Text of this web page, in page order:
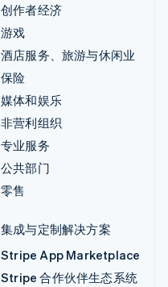
创作者经济
游戏
酒店服务、旅游与休闲业
保险
媒体和娱乐
非营利组织
专业服务
公共部门
零售
集成与定制解决方案
Stripe App Marketplace
Stripe 合作伙伴生态系统